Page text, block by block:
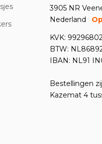
3905 NR
Nederland
KVK:
BTW:
IBAN: NL91
Bestellingen
Kazemat 4